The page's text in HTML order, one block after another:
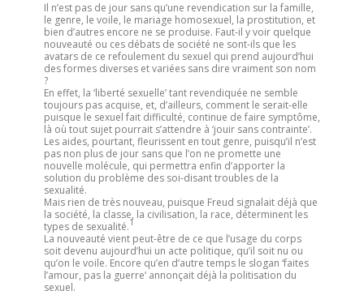
Il n’est pas de jour sans qu’une revendication sur la famille,
le genre, le voile, le mariage homosexuel, la prostitution, et
bien d’autres encore ne se produise. Faut-il y voir quelque
nouveauté ou ces débats de société ne sont-ils que les
avatars de ce refoulement du sexuel qui prend aujourd’hui
des formes diverses et variées sans dire vraiment son nom
?
En effet, la ‘liberté sexuelle’ tant revendiquée ne semble
toujours pas acquise, et, d’ailleurs, comment le serait-elle
puisque le sexuel fait difficulté, continue de faire symptôme,
là où tout sujet pourrait s’attendre à ‘jouir sans contrainte’.
Les aides, pourtant, fleurissent en tout genre, puisqu’il n’est
pas non plus de jour sans que l’on ne promette une
nouvelle molécule, qui permettra enfin d’apporter la
solution du problème des soi-disant troubles de la
sexualité.
Mais rien de très nouveau, puisque Freud signalait déjà que
la société, la classe, la civilisation, la race, déterminent les
types de sexualité.1
La nouveauté vient peut-être de ce que l’usage du corps
soit devenu aujourd’hui un acte politique, qu’il soit nu ou
qu’on le voile. Encore qu’en d’autre temps le slogan ‘faites
l’amour, pas la guerre‘ annonçait déjà la politisation du
sexuel.